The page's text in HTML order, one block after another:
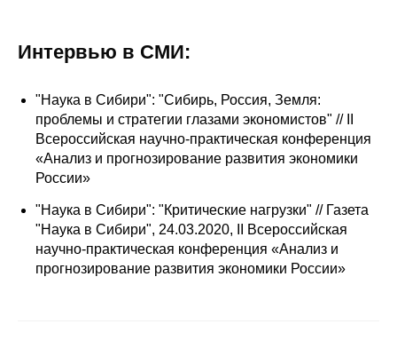
Сотрудники
Отчетность
Противодействие коррупции
Материалы для СМИ
Интервью в СМИ:
"Наука в Сибири": "Сибирь, Россия, Земля:
проблемы и стратегии глазами экономистов" // II
Всероссийская научно-практическая конференция
«Анализ и прогнозирование развития экономики
России»
"Наука в Сибири": "Критические нагрузки" // Газета
"Наука в Сибири", 24.03.2020, II Всероссийская
научно-практическая конференция «Анализ и
прогнозирование развития экономики России»